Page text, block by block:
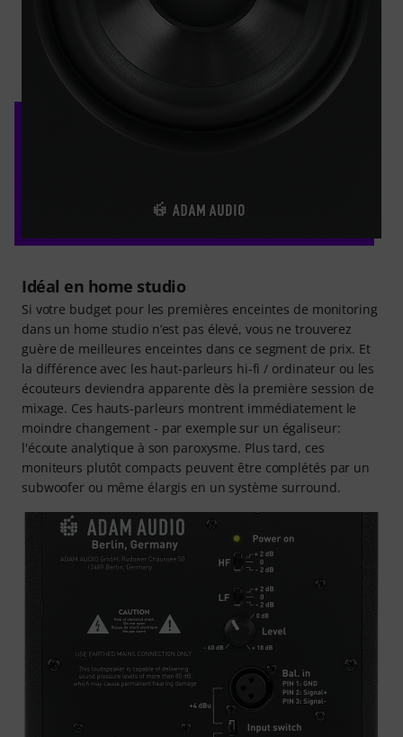
Idéal en home studio
Si votre budget pour les premières enceintes de monitoring
dans un home studio n’est pas élevé, vous ne trouverez
guère de meilleures enceintes dans ce segment de prix. Et
la différence avec les haut-parleurs hi-fi / ordinateur ou les
écouteurs deviendra apparente dès la première session de
mixage. Ces hauts-parleurs montrent immédiatement le
moindre changement - par exemple sur un égaliseur:
l'écoute analytique à son paroxysme. Plus tard, ces
moniteurs plutôt compacts peuvent être complétés par un
subwoofer ou même élargis en un système surround.